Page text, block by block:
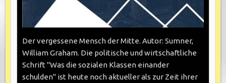
Der vergessene Mensch der Mitte. Autor: Sumner,
William Graham. Die politische und wirtschaftliche
Schrift "Was die sozialen Klassen einander
schulden" ist heute noch aktueller als zur Zeit ihrer